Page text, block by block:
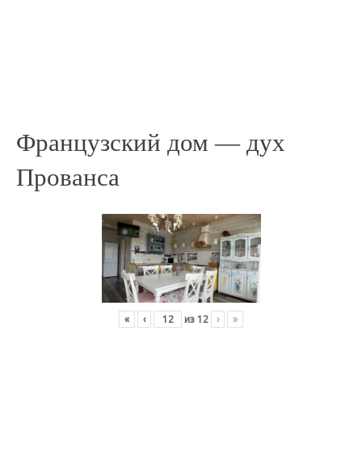
Французский дом — дух
Прованса
« ‹ из 12 › »